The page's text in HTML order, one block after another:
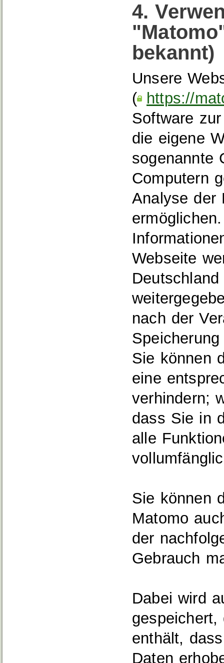
4.
bekannt)
Unsere
(
https://
Software
die eigene
sogenannte
Computern
Analyse der
Webseite
nach der
Sie können
eine
verhindern;
dass Sie in
alle
Sie können
Matomo
der
Gebrauch
Dabei wird
enthält,
Daten